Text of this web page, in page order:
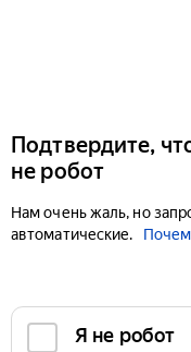
Подтвердите,
не робот
Нам очень жаль, но
автоматические.